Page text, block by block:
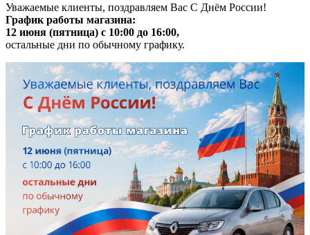
Уважаемые клиенты, поздравляем Вас С Днём России!
График работы магазина:
12 июня (пятница) с 10:00 до 16:00,
остальные дни по обычному графику.